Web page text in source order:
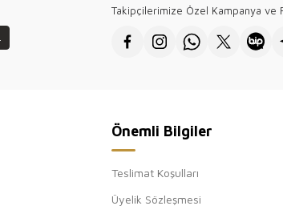
●Kazee
toptan
için
Takipçilerimize Özel Kampanya ve
Önemli Bilgiler
Teslimat Koşulları
Üyelik Sözleşmesi